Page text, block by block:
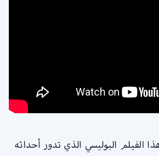
الفيلم البوليسي الذي تدور أحداثه